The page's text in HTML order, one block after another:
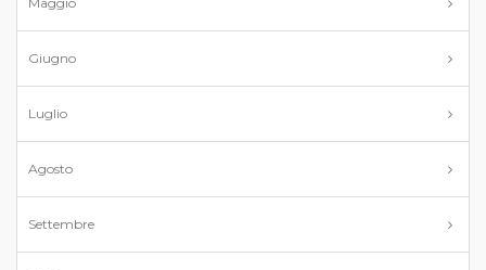
Giugno
Luglio
Agosto
Settembre